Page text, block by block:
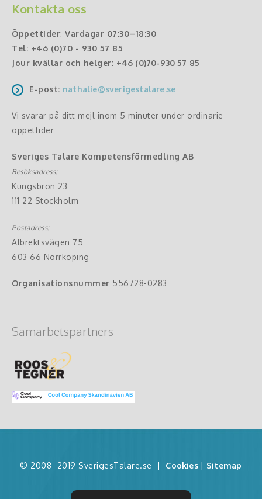
Kontakta oss
Öppettider: Vardagar 07:30–18:30
Tel: +46 (0)70 - 930 57 85
Jour kvällar och helger: +46 (0)70-930 57 85
E-post: nathalie@sverigestalare.se
Vi svarar på ditt mejl inom 5 minuter under ordinarie
öppettider
Sveriges Talare Kompetensförmedling AB
Besöksadress:
Kungsbron 23
111 22 Stockholm
Postadress:
Albrektsvägen 75
603 66 Norrköping
Organisationsnummer 556728-0283
Samarbetspartners
© 2008–2019 SverigesTalare.se | Cookies | Sitemap